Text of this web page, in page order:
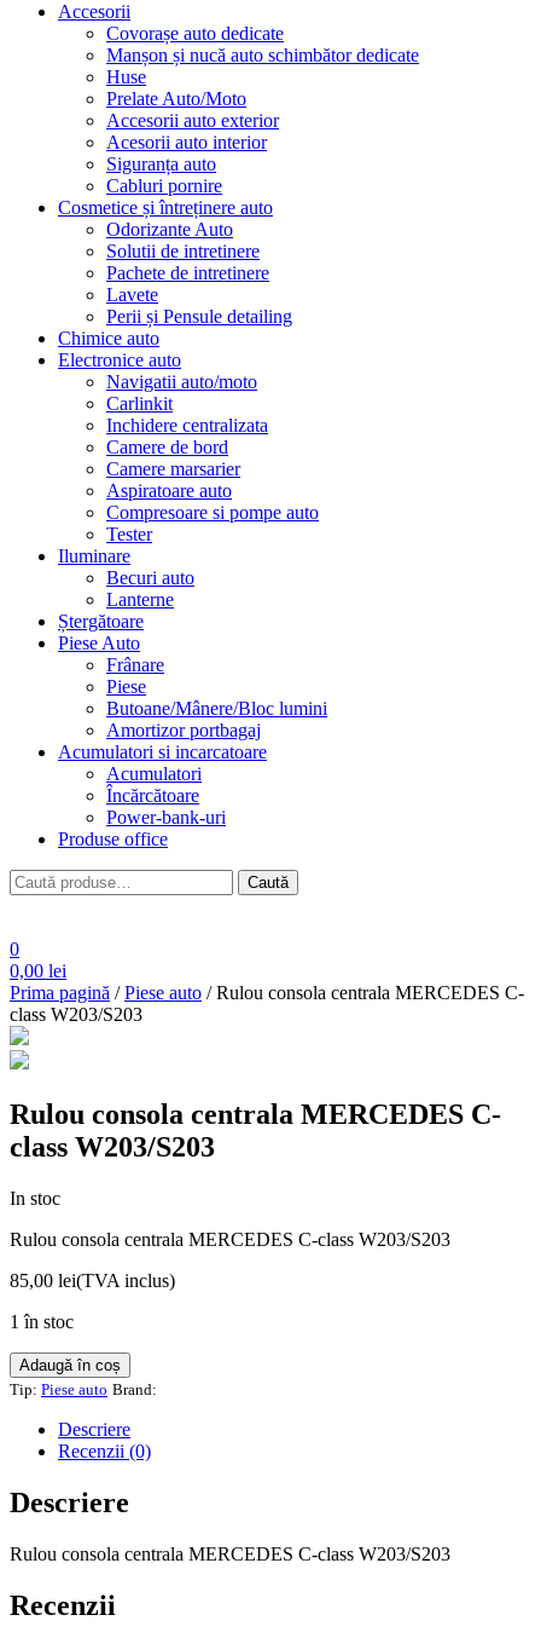
Accesorii
Covorașe auto dedicate
Manșon și nucă auto schimbător dedicate
Huse
Prelate Auto/Moto
Accesorii auto exterior
Acesorii auto interior
Siguranța auto
Cabluri pornire
Cosmetice și întreținere auto
Odorizante Auto
Solutii de intretinere
Pachete de intretinere
Lavete
Perii și Pensule detailing
Chimice auto
Electronice auto
Navigatii auto/moto
Carlinkit
Inchidere centralizata
Camere de bord
Camere marsarier
Aspiratoare auto
Compresoare si pompe auto
Tester
Iluminare
Becuri auto
Lanterne
Ștergătoare
Piese Auto
Frânare
Piese
Butoane/Mânere/Bloc lumini
Amortizor portbagaj
Acumulatori si incarcatoare
Acumulatori
Încărcătoare
Power-bank-uri
Produse office
Caută
după:
Caută
0
0,00 lei
Prima pagină /Piese auto / Rulou consola centrala MERCEDES C-
class W203/S203
Rulou consola centrala MERCEDES C-
class W203/S203
In stoc
Rulou consola centrala MERCEDES C-class W203/S203
85,00 lei(TVA inclus)
1 în stoc
Cantitate
Rulou
consola
centrala
MERCEDES
class
W203/S203
Adaugă în coș
Tip: Piese auto Brand:
Descriere
Recenzii (0)
Descriere
Rulou consola centrala MERCEDES C-class W203/S203
Recenzii